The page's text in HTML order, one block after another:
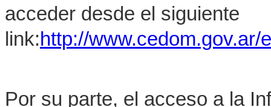
acceder desde el siguiente
link:http://
Por su parte, el acceso a la